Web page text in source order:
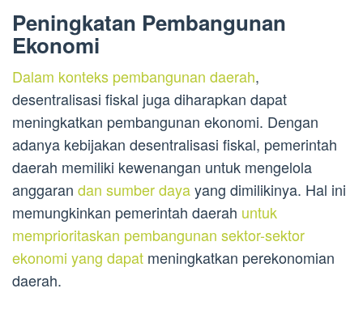
Peningkatan Pembangunan
Ekonomi
Dalam konteks pembangunan daerah,
desentralisasi fiskal juga diharapkan dapat
meningkatkan pembangunan ekonomi. Dengan
adanya kebijakan desentralisasi fiskal, pemerintah
daerah memiliki kewenangan untuk mengelola
anggaran dan sumber dayayang dimilikinya. Hal ini
memungkinkan pemerintah daerah untuk
memprioritaskan pembangunan sektor-sektor
ekonomi yang dapat meningkatkan perekonomian
daerah.